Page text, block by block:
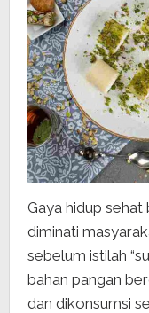
Gaya hidup sehat
diminati
sebelum istilah
bahan pangan
dan dikonsumsi